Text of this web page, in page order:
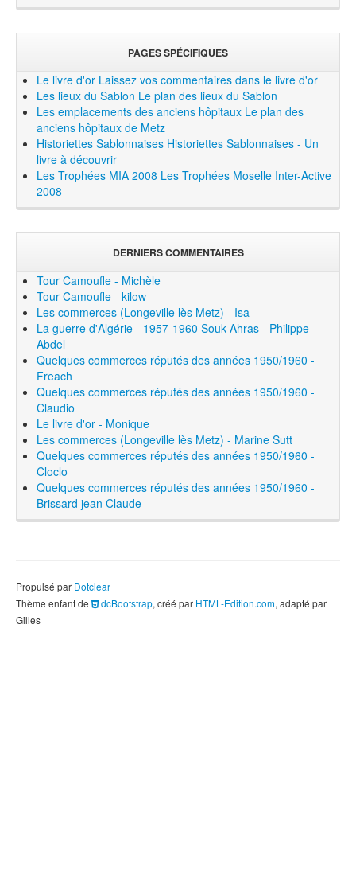
PAGES SPÉCIFIQUES
Le livre d'or Laissez vos commentaires dans le livre d'or
Les lieux du Sablon Le plan des lieux du Sablon
Les emplacements des anciens hôpitaux Le plan des
anciens hôpitaux de Metz
Historiettes Sablonnaises Historiettes Sablonnaises - Un
livre à découvrir
Les Trophées MIA 2008 Les Trophées Moselle Inter-Active
2008
DERNIERS COMMENTAIRES
Tour Camoufle - Michèle
Tour Camoufle - kilow
Les commerces (Longeville lès Metz) - Isa
La guerre d'Algérie - 1957-1960 Souk-Ahras - Philippe
Abdel
Quelques commerces réputés des années 1950/1960 -
Freach
Quelques commerces réputés des années 1950/1960 -
Claudio
Le livre d'or - Monique
Les commerces (Longeville lès Metz) - Marine Sutt
Quelques commerces réputés des années 1950/1960 -
Cloclo
Quelques commerces réputés des années 1950/1960 -
Brissard jean Claude
Propulsé par Dotclear
Thème enfant de
dcBootstrap, créé par HTML-Edition.com, adapté par
Gilles